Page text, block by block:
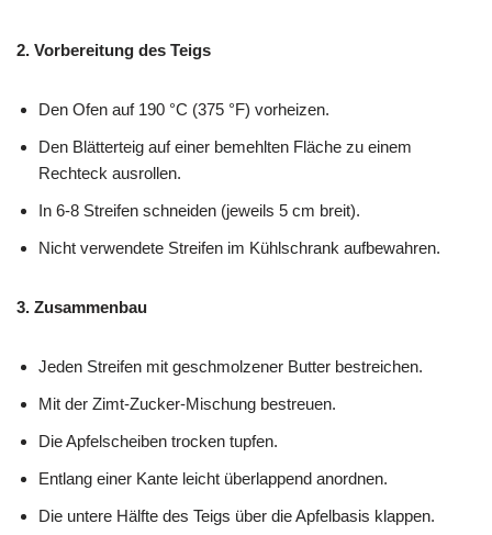
2. Vorbereitung des Teigs
Den Ofen auf 190 °C (375 °F) vorheizen.
Den Blätterteig auf einer bemehlten Fläche zu einem
Rechteck ausrollen.
In 6-8 Streifen schneiden (jeweils 5 cm breit).
Nicht verwendete Streifen im Kühlschrank aufbewahren.
3. Zusammenbau
Jeden Streifen mit geschmolzener Butter bestreichen.
Mit der Zimt-Zucker-Mischung bestreuen.
Die Apfelscheiben trocken tupfen.
Entlang einer Kante leicht überlappend anordnen.
Die untere Hälfte des Teigs über die Apfelbasis klappen.